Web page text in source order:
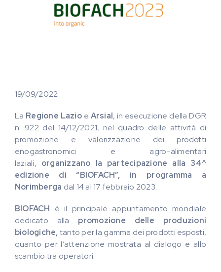
19/09/2022
La Regione Lazioe Arsial, in esecuzione della DGR
n. 922 del 14/12/2021, nel quadro delle attività di
promozione e valorizzazione dei prodotti
enogastronomici e agro-alimentari
laziali, organizzano la partecipazione alla 34^
edizione di “BIOFACH”, in programma a
Norimberga dal 14 al 17 febbraio 2023.
BIOFACH è il principale appuntamento mondiale
dedicato alla promozione delle produzioni
biologiche, tanto per la gamma dei prodotti esposti,
quanto per l’attenzione mostrata al dialogo e allo
scambio tra operatori.